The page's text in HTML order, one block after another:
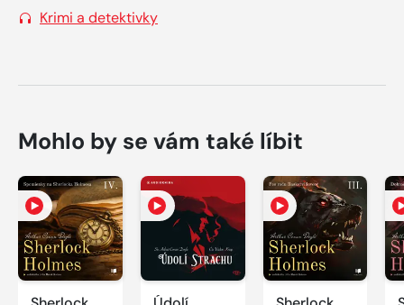
Krimi a detektivky
Mohlo by se vám také líbit